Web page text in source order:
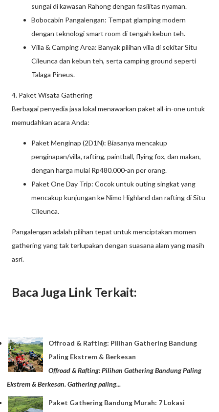
sungai di kawasan Rahong dengan fasilitas nyaman.
Bobocabin Pangalengan: Tempat glamping modern
dengan teknologi smart room di tengah kebun teh.
Villa & Camping Area: Banyak pilihan villa di sekitar Situ
Cileunca dan kebun teh, serta camping ground seperti
Talaga Pineus.
4. Paket Wisata Gathering
Berbagai penyedia jasa lokal menawarkan paket all-in-one untuk
memudahkan acara Anda:
Paket Menginap (2D1N): Biasanya mencakup
penginapan/villa, rafting, paintball, flying fox, dan makan,
dengan harga mulai Rp480.000-an per orang.
Paket One Day Trip: Cocok untuk outing singkat yang
mencakup kunjungan ke Nimo Highland dan rafting di Situ
Cileunca.
Pangalengan adalah pilihan tepat untuk menciptakan momen
gathering yang tak terlupakan dengan suasana alam yang masih
asri.
Baca Juga Link Terkait:
Offroad & Rafting: Pilihan Gathering Bandung
Paling Ekstrem & Berkesan
Offroad & Rafting: Pilihan Gathering Bandung Paling
Ekstrem & Berkesan. Gathering paling...
Paket Gathering Bandung Murah: 7 Lokasi